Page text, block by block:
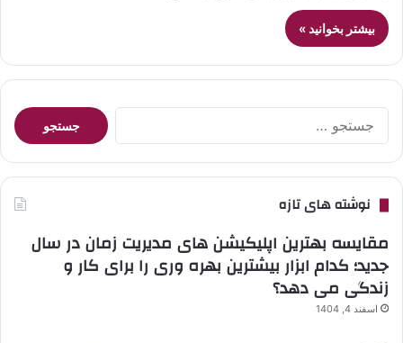
بیشتر بخوانید »
جستجو
برای:
نوشته های تازه
مقایسه بهترین اپلیکیشن های مدیریت زمان در سال
جدید؛ کدام ابزار بیشترین بهره وری را برای کار و
زندگی می دهد؟
اسفند 4, 1404